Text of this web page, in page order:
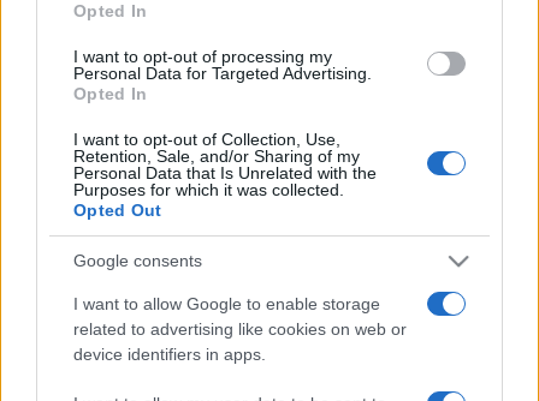
Opted In
I want to opt-out of processing my
Personal Data for Targeted Advertising.
Opted In
I want to opt-out of Collection, Use,
Retention, Sale, and/or Sharing of my
Personal Data that Is Unrelated with the
Purposes for which it was collected.
Opted Out
Google consents
I want to allow Google to enable storage
related to advertising like cookies on web or
device identifiers in apps.
Ulm
Bresse
La diffusion du match de basket entre les
équipesUlm(équipe fondée en 2001) etBourg
en Bresse(équipe fondée en 1910) aura lieu
mardi 11 novembre 2025 à 19h00
rencontre deEurocup